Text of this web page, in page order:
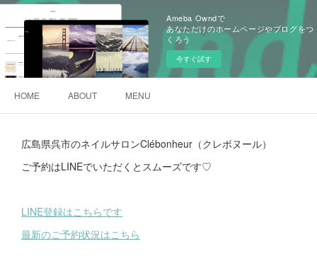
Ameba Owndで
あなただけのホームページやブログをつ
くろう
今すぐ試す
HOME ABOUT MENU
広島県呉市のネイルサロンClébonheur（クレボヌール）
ご予約はLINEでいただくとスムーズです♡
LINE登録はこちらです
最新のご予約状況はこちら